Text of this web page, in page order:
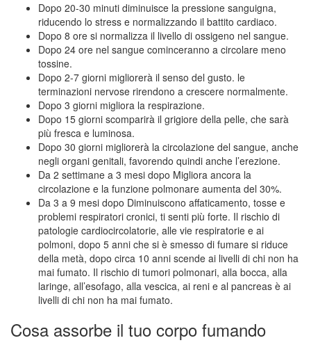
Dopo 20-30 minuti diminuisce la pressione sanguigna,
riducendo lo stress e normalizzando il battito cardiaco.
Dopo 8 ore si normalizza il livello di ossigeno nel sangue.
Dopo 24 ore nel sangue cominceranno a circolare meno
tossine.
Dopo 2-7 giorni migliorerà il senso del gusto. le
terminazioni nervose rirendono a crescere normalmente.
Dopo 3 giorni migliora la respirazione.
Dopo 15 giorni scomparirà il grigiore della pelle, che sarà
più fresca e luminosa.
Dopo 30 giorni migliorerà la circolazione del sangue, anche
negli organi genitali, favorendo quindi anche l’erezione.
Da 2 settimane a 3 mesi dopo Migliora ancora la
circolazione e la funzione polmonare aumenta del 30%.
Da 3 a 9 mesi dopo Diminuiscono affaticamento, tosse e
problemi respiratori cronici, ti senti più forte. Il rischio di
patologie cardiocircolatorie, alle vie respiratorie e ai
polmoni, dopo 5 anni che si è smesso di fumare si riduce
della metà, dopo circa 10 anni scende ai livelli di chi non ha
mai fumato. Il rischio di tumori polmonari, alla bocca, alla
laringe, all’esofago, alla vescica, ai reni e al pancreas è ai
livelli di chi non ha mai fumato.
Cosa assorbe il tuo corpo fumando